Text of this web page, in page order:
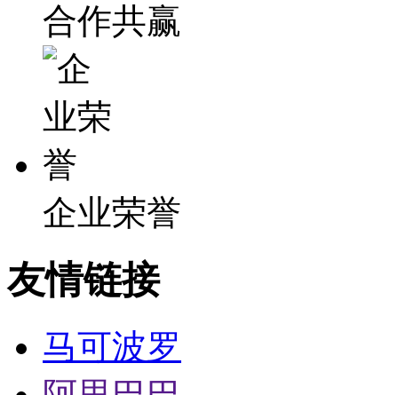
合作共赢
企业荣誉
友情链接
马可波罗